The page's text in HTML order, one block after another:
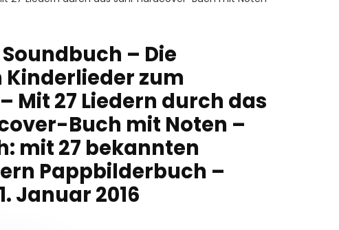
– Die
zum
Mit 27 Liedern durch das
Buch mit Noten –
mit 27 bekannten
Pappbilderbuch –
Januar 2016